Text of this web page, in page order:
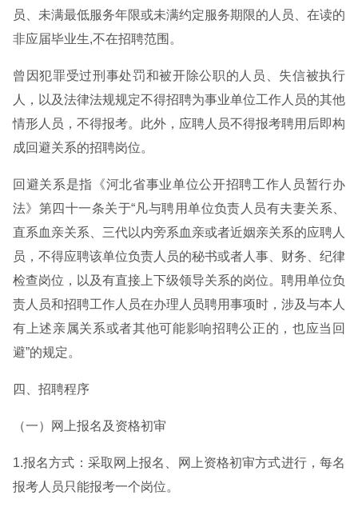
员、未满最低服务年限或未满约定服务期限的人员、在读的
非应届毕业生,不在招聘范围。
曾因犯罪受过刑事处罚和被开除公职的人员、失信被执行
人，以及法律法规规定不得招聘为事业单位工作人员的其他
情形人员，不得报考。此外，应聘人员不得报考聘用后即构
成回避关系的招聘岗位。
回避关系是指《河北省事业单位公开招聘工作人员暂行办
法》第四十一条关于“凡与聘用单位负责人员有夫妻关系、
直系血亲关系、三代以内旁系血亲或者近姻亲关系的应聘人
员，不得应聘该单位负责人员的秘书或者人事、财务、纪律
检查岗位，以及有直接上下级领导关系的岗位。聘用单位负
责人员和招聘工作人员在办理人员聘用事项时，涉及与本人
有上述亲属关系或者其他可能影响招聘公正的，也应当回
避”的规定。
四、招聘程序
（一）网上报名及资格初审
1.报名方式：采取网上报名、网上资格初审方式进行，每名
报考人员只能报考一个岗位。